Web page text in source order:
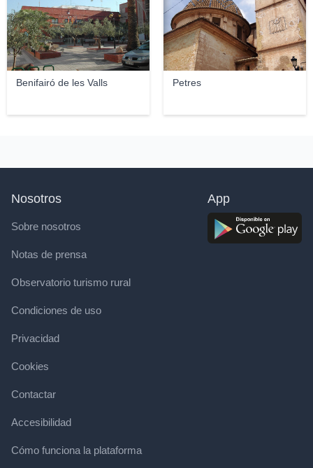
Benifairó de les Valls Petres
Nosotros
Sobre nosotros
Notas de prensa
Observatorio turismo rural
Condiciones de uso
Privacidad
Cookies
Contactar
Accesibilidad
Cómo funciona la plataforma
App